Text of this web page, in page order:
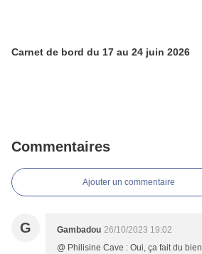
Carnet de bord du 17 au 24 juin 2026
Commentaires
Ajouter un commentaire
G Gambadou 26/10/2023 19:02
@ Philisine Cave : Oui, ça fait du bien